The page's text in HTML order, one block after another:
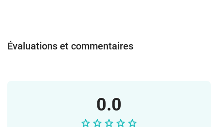
Évaluations et commentaires
0.0